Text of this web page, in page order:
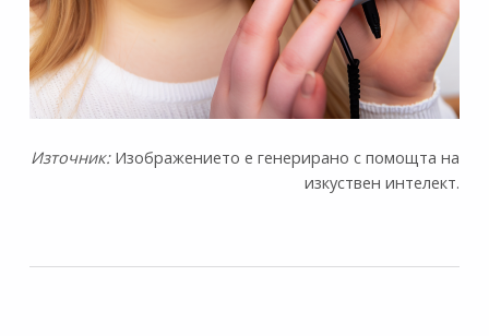
Източник:Изображението е генерирано с помощта на
изкуствен интелект.